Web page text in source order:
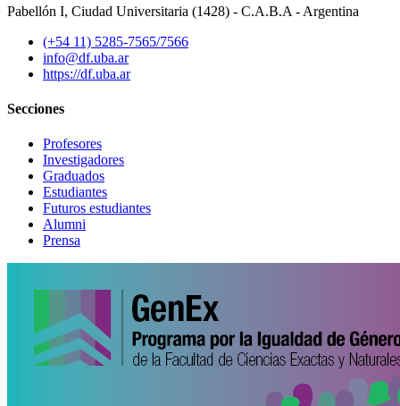
Pabellón I, Ciudad Universitaria (1428) - C.A.B.A - Argentina
(+54 11) 5285-7565/7566
info@df.uba.ar
https://df.uba.ar
Secciones
Profesores
Investigadores
Graduados
Estudiantes
Futuros estudiantes
Alumni
Prensa